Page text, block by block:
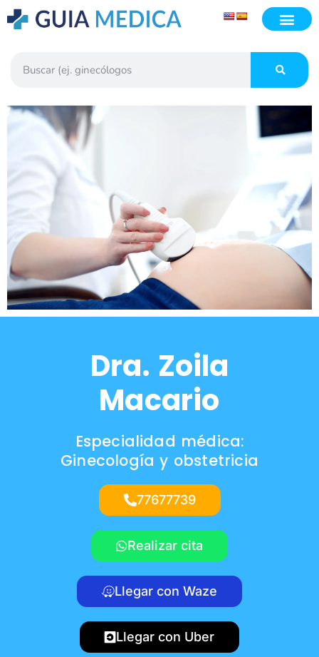
Dra. Zoila
Macario
Especialidad médica:
Ginecología y obstetricia
77677739
Realizar cita
Llegar con Waze
Llegar con Uber